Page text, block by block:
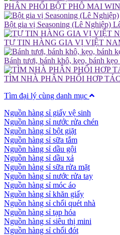
PHÂN PHỐI BỘT PHÔ MAI
Bột gia vị Seasoning (Lê Nghiệp)
TỰ TIN HÀNG GIA VỊ VIỆT
Bánh tươi, bánh khô, kẹo, bánh
TÌM NHÀ PHÂN PHỐI HƠP
Tìm đại lý cùng danh mục
Nguồn hàng sỉ giấy vệ sinh
Nguồn hàng sỉ nước rửa chén
Nguồn hàng sỉ bột giặt
Nguồn hàng sỉ sữa tắm
Nguồn hàng sỉ dầu gội
Nguồn hàng sỉ dầu xả
Nguồn hàng sỉ sữa rửa mặt
Nguồn hàng sỉ nước rửa tay
Nguồn hàng sỉ móc áo
Nguồn hàng sỉ khăn giấy
Nguồn hàng sỉ chổi quét nhà
Nguồn hàng sỉ tạp hóa
Nguồn hàng sỉ siêu thị mini
Nguồn hàng sỉ chổi đót